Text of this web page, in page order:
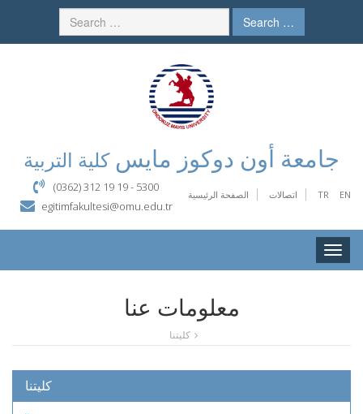
Search …
جامعة أون دوكوز مايسكلية التربية
الصفحة الرئيسية اتصالات TR EN
(0362) 312 19 19 - 5300
egitimfakultesi@omu.edu.tr
Toggle
معلومات عنا
كليتنا
كليتنا